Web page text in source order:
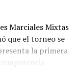
Marciales Mixtas
que el torneo se
la primera